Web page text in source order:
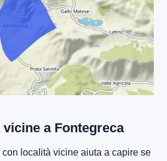
a Fontegreca
località vicine aiuta a capire se